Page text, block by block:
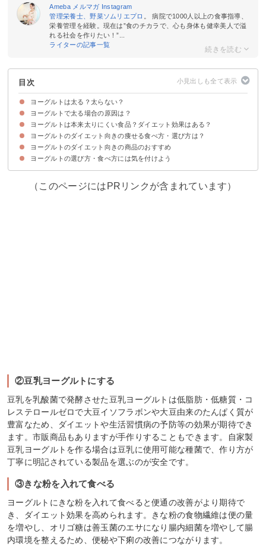
Ameba メルマガ Instagram
管理栄養士、野菜ソムリエプロ
。 病院で1000人以上の食事指導、
栄養管理を経験。現在は”食のチカラで、心も身体も健幸美人で溢
れる社会を作りたい！”...
ライターの記事一覧
目次
ヨーグルトは太る？太らない？
ヨーグルトを食べて太るかは「食べ方」次第
ヨーグルトで太る時の部位
ヨーグルトで太る場合の原因は？
①食べ過ぎている
②糖分が多いヨーグルトを食べている
③ヨーグルトに入れるジャム・砂糖など甘味料が多い
④夜中・寝る直前に食べている
⑤バナナなど糖質の高い果物を入れすぎている
ヨーグルトは本来太りにくい食品？ダイエット効果はある？
①整腸作用がある
②満足感があり食べ過ぎ防止につながる
ヨーグルトのダイエット向きの痩せる食べ方・選び方は？
①朝か夜の寝る前3時間に食べる
②豆乳ヨーグルトにする
③きな粉を入れて食べる
④はちみつヨーグルトで食べる
⑤水切りヨーグルトにする
ヨーグルトのダイエット向きの商品のおすすめ
①フジッコ カスピ海ヨーグルト脂肪ゼロ（34kcal）
②フジッコ 大豆で作ったヨーグルト（46kcal）
③森永 パルテノ プレーン砂糖不使用（100kcal）
ヨーグルトの選び方・食べ方には気を付けよう
（このページにはPRリンクが含まれています）
②豆乳ヨーグルトにする
豆乳を乳酸菌で発酵させた豆乳ヨーグルトは低脂肪・低糖質・コ
レステロールゼロで大豆イソフラボンや大豆由来のたんぱく質が
豊富なため、ダイエットや生活習慣病の予防等の効果が期待でき
ます。市販商品もありますが手作りすることもできます。自家製
豆乳ヨーグルトを作る場合は豆乳に使用可能な種菌で、作り方が
丁寧に明記されている製品を選ぶのが安全です。
③きな粉を入れて食べる
ヨーグルトにきな粉を入れて食べると便通の改善がより期待で
き、ダイエット効果を高められます。きな粉の食物繊維は便の量
を増やし、オリゴ糖は善玉菌のエサになり腸内細菌を増やして腸
内環境を整えるため、便秘や下痢の改善につながります。